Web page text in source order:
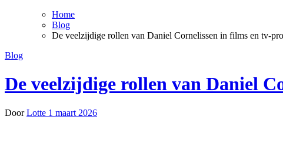
Home
Blog
De veelzijdige rollen van Daniel Cornelissen in films en tv-
Blog
De veelzijdige rollen van Daniel
DoorLotte 1 maart 2026